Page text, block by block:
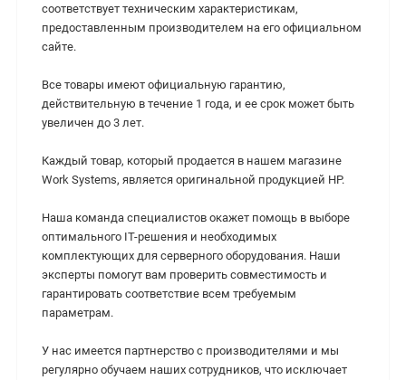
cоответствует техническим характеристикам,
предоставленным производителем на его официальном
сайте.
Все товары имеют официальную гарантию,
действительную в течение 1 года, и ее срок может быть
увеличен до 3 лет.
Каждый товар, который продается в нашем магазине
Work Systems, является оригинальной продукцией HP.
Наша команда специалистов окажет помощь в выборе
оптимального IT-решения и необходимых
комплектующих для серверного оборудования. Наши
эксперты помогут вам проверить совместимость и
гарантировать соответствие всем требуемым
параметрам.
У нас имеется партнерство с производителями и мы
регулярно обучаем наших сотрудников, что исключает